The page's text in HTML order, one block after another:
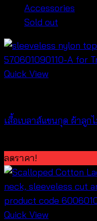
Accessories
Sold out
Quick View
เสื้อเบลาส์แขนกุด ผ้าลูก
ลดราคา!
Quick View